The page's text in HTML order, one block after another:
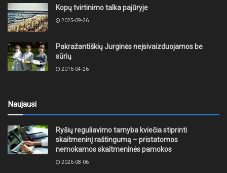
Kopų tvirtinimo talka pajūryje
2025-09-26
Pakražantiškių Jurginės neįsivaizduojamos be
sūrių
2016-04-26
Naujausi
Ryšių reguliavimo tarnyba kviečia stiprinti
skaitmeninį raštingumą – pristatomos
nemokamos skaitmeninės pamokos
2026-08-06